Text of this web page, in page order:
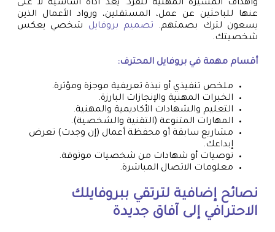
وأهداف المسيرة المهنية للفرد. يُعد أداة أساسية لا غنى
عنها للباحثين عن عمل، المستقلين، ورواد الأعمال الذين
يسعون لترك بصمتهم. تصميم بروفايل شخصي يعكس
شخصيتك.
أقسام مهمة في بروفايل المحترف:
ملخص تنفيذي أو نبذة تعريفية موجزة ومؤثرة.
الخبرات المهنية والإنجازات البارزة.
التعليم والشهادات الأكاديمية والمهنية.
المهارات المتنوعة (التقنية والشخصية).
مشاريع سابقة أو محفظة أعمال (إن وجدت) تعرض
إبداعك.
توصيات أو شهادات من شخصيات موثوقة.
معلومات الاتصال المباشرة.
نصائح إضافية لترتقي ببروفايلك
الاحترافي إلى آفاق جديدة